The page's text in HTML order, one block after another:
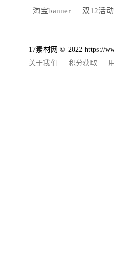
淘宝banner 双12活
17素材网 © 2022 https://
关于我们
积分获取